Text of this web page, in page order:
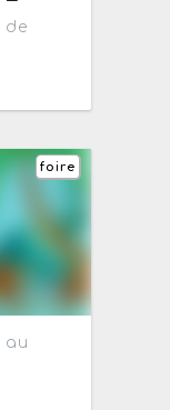
de
foire
au